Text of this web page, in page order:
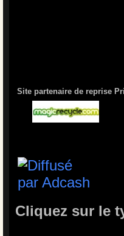
Site partenaire de reprise
Cliquez sur le